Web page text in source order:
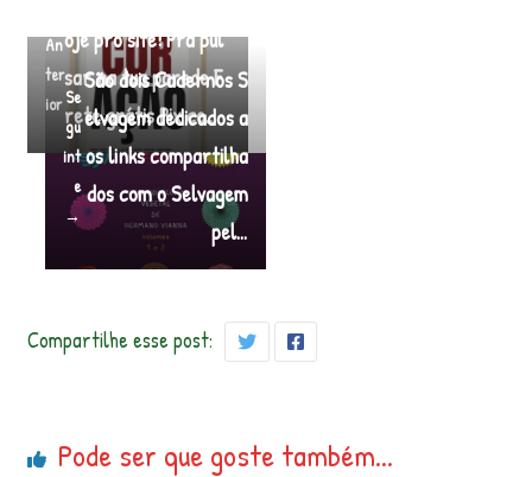
An
ter
ior
oje pro site! Pra pul
sar na tua parede F
rete grátis Pix co…
Se
gu
int
e
→
São dois Cadernos S
elvagem dedicados a
os links compartilha
dos com o Selvagem
pel…
Compartilhe esse post:
Pode ser que goste também...